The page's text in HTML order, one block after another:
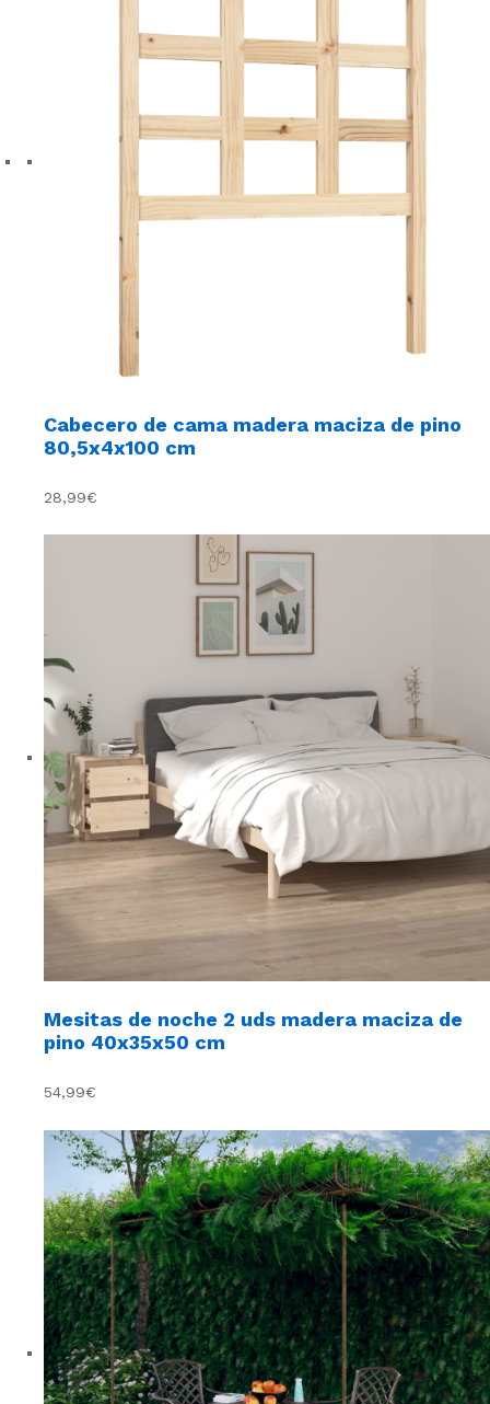
Cabecero de cama madera maciza de pino
80,5x4x100 cm
28,99€
Mesitas de noche 2 uds madera maciza de
pino 40x35x50 cm
54,99€